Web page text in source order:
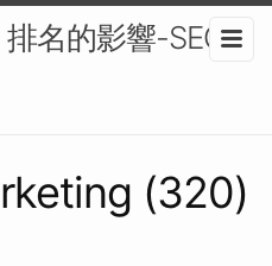
名的影響-SEO
(320)